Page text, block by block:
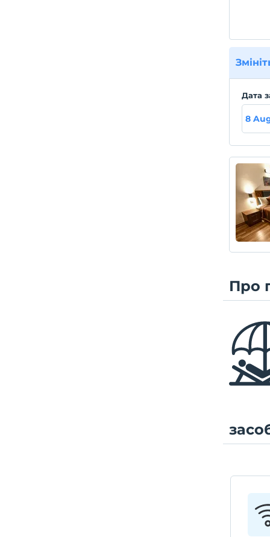
Дата
8
Про